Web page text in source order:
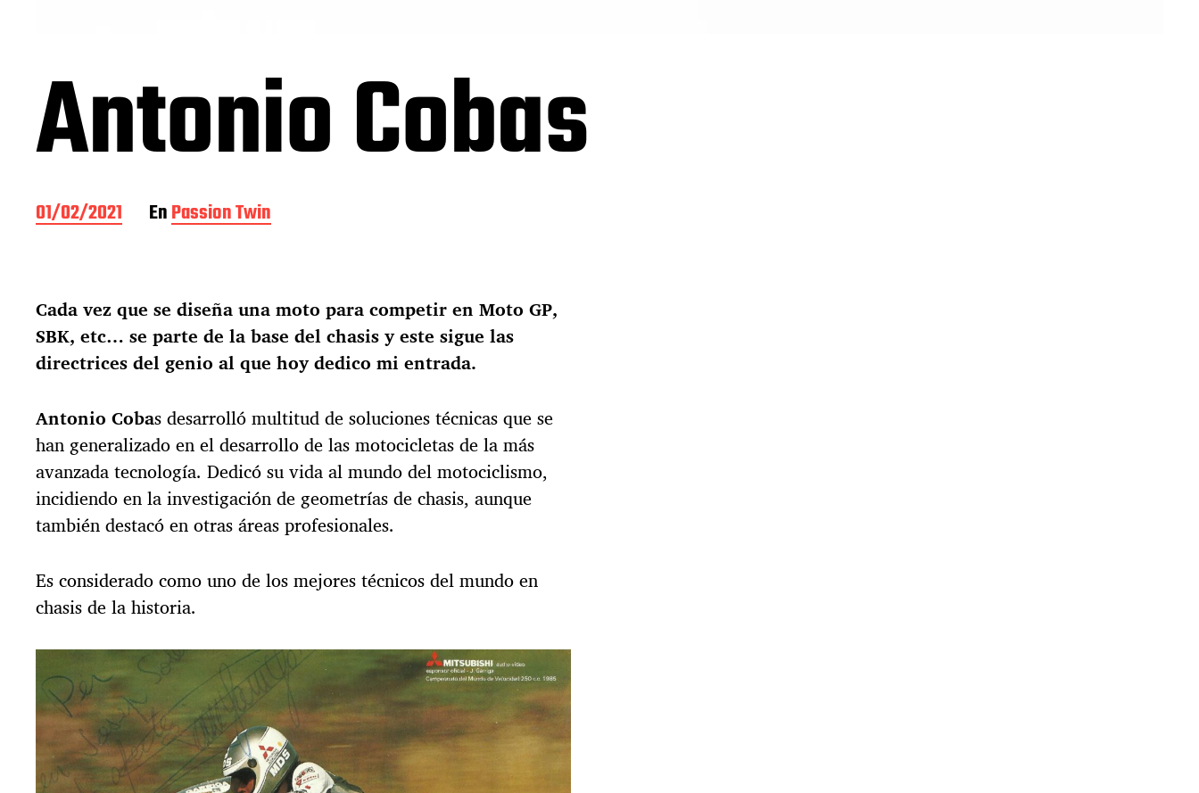
Antonio Cobas
F
e
d
e
l
a
n
t
r
a
d
a
01/02/2021 EnPassion Twin
Cada vez que se diseña una moto para competir en Moto GP,
SBK, etc… se parte de la base del chasis y este sigue las
directrices del genio al que hoy dedico mi entrada.
Antonio Cobas desarrolló multitud de soluciones técnicas que se
han generalizado en el desarrollo de las motocicletas de la más
avanzada tecnología. Dedicó su vida al mundo del motociclismo,
incidiendo en la investigación de geometrías de chasis, aunque
también destacó en otras áreas profesionales.
Es considerado como uno de los mejores técnicos del mundo en
chasis de la historia.